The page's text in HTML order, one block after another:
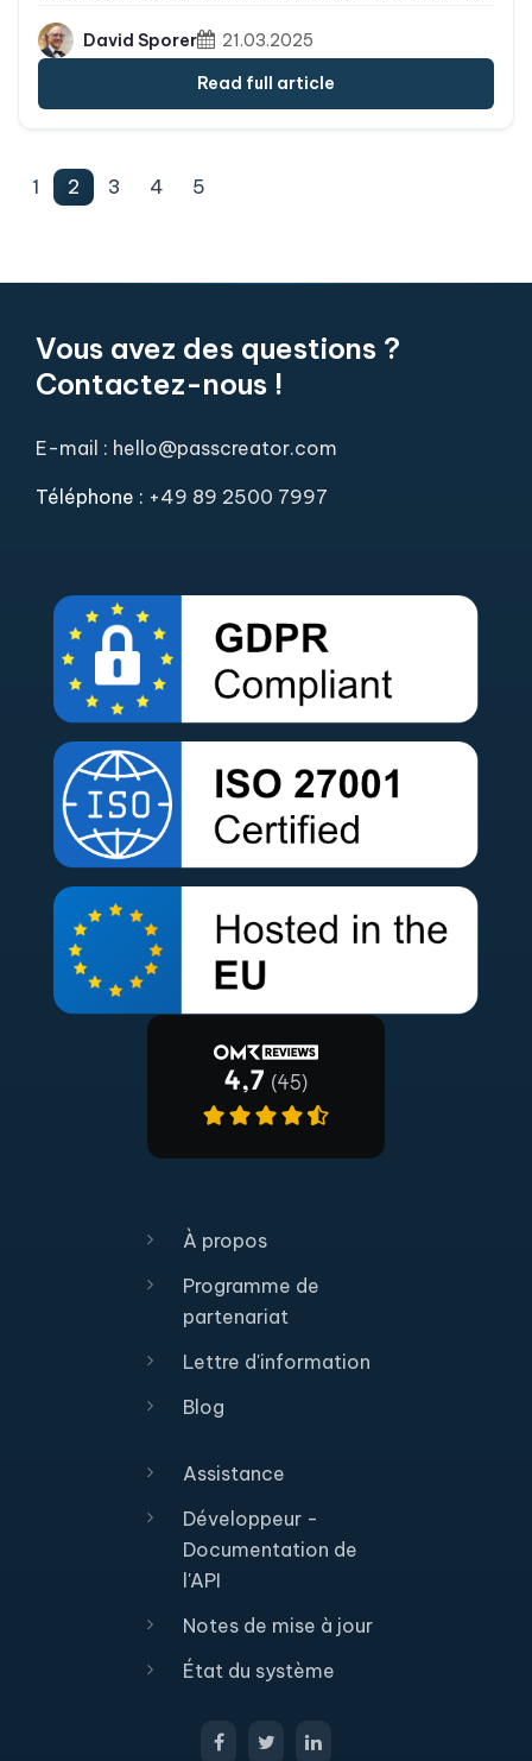
de fidélité, vos bons de réduction, vos billets, vos
cartes d'embarquement et bien plus encore. Sur
Android, il y a Google Wallet, mais aussi d'autres
options. Laquelle convient le mieux à votre
David Sporer
21.03.2025
Read full article
1 2 3 4 5
Vous avez des questions ?
Contactez-nous !
E-mail : hello@passcreator.com
Téléphone : +49 89 2500 7997
À propos
Programme de
partenariat
Lettre d'information
Blog
Assistance
Développeur -
Documentation de
l'API
Notes de mise à jour
État du système